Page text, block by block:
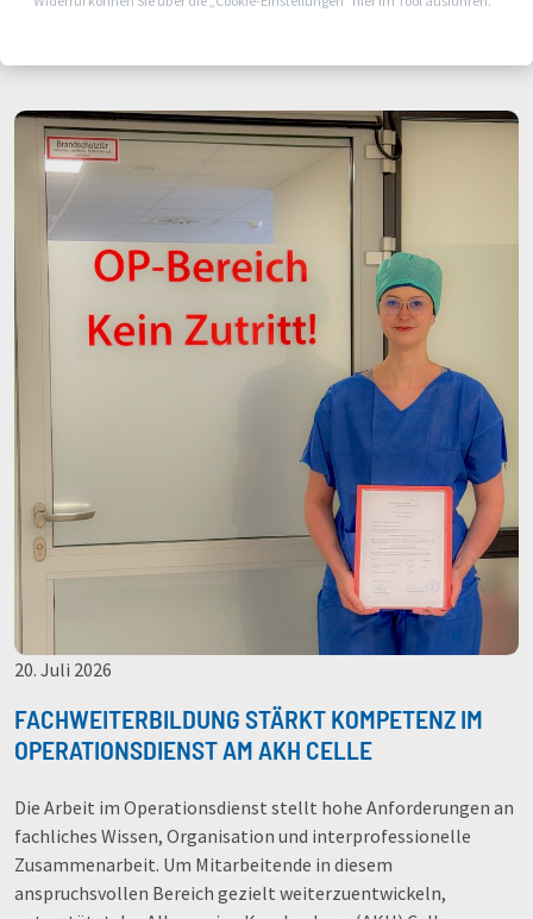
20. Juli 2026
FACHWEITERBILDUNG STÄRKT KOMPETENZ IM
OPERATIONSDIENST AM AKH CELLE
Die Arbeit im Operationsdienst stellt hohe Anforderungen an
fachliches Wissen, Organisation und interprofessionelle
Zusammenarbeit. Um Mitarbeitende in diesem
anspruchsvollen Bereich gezielt weiterzuentwickeln,